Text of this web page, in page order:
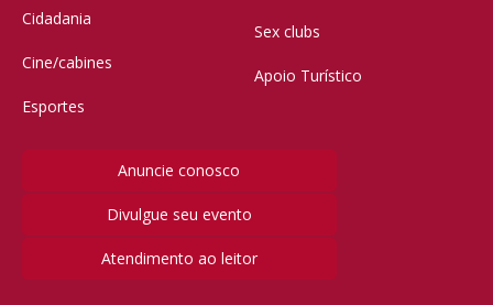
Cidadania
Cine/cabines
Esportes
Sex clubs
Apoio Turístico
Anuncie conosco
Divulgue seu evento
Atendimento ao leitor